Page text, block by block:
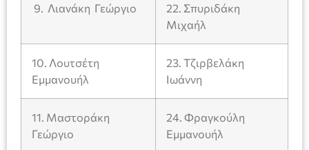
9. Λιανάκη Γεώργιο
22. Σπυριδάκη
Μιχαήλ
10. Λουτσέτη
Εμμανουήλ
23. Τζιρβελάκη
Ιωάννη
11. Μαστοράκη
Γεώργιο
24. Φραγκούλη
Εμμανουήλ